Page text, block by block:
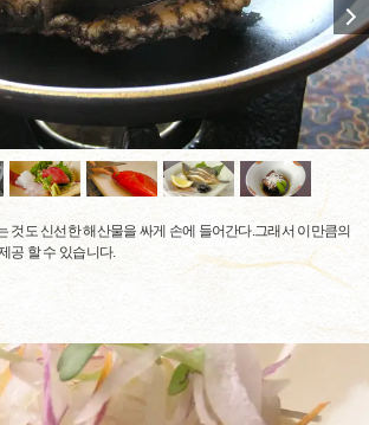
것도 신선한 해산물을 싸게 손에 들어간다.그래서 이만큼의
공 할 수 있습니다.